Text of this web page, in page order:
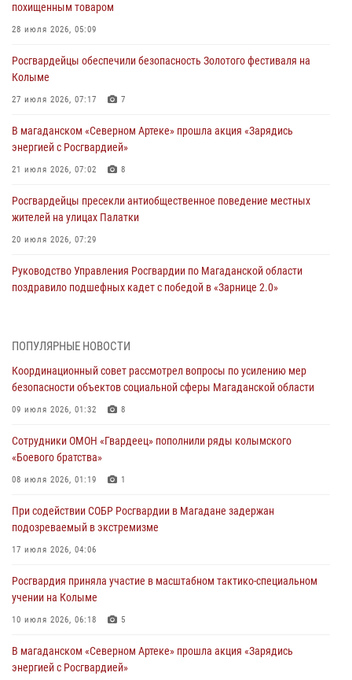
похищенным товаром
28 июля 2026, 05:09
Росгвардейцы обеспечили безопасность Золотого фестиваля на
Колыме
27 июля 2026, 07:17 7
В магаданском «Северном Артеке» прошла акция «Зарядись
энергией с Росгвардией»
21 июля 2026, 07:02 8
Росгвардейцы пресекли антиобщественное поведение местных
жителей на улицах Палатки
20 июля 2026, 07:29
Руководство Управления Росгвардии по Магаданской области
поздравило подшефных кадет с победой в «Зарнице 2.0»
При содействии СОБР Росгвардии в Магадане задержан
17 июля 2026, 04:06
«Каникулы с Росгвардией» продолжаются на Колыме
Начальник Главного штаба – первый заместитель директора
Росгвардии Герой России генерал-полковник Сергей Бойко
15 июля 2026, 06:21
Кинологический тандем из Магадана завоевал бронзу на
15 июля 2026, 04:34
ПОПУЛЯРНЫЕ НОВОСТИ
Координационный совет рассмотрел вопросы по усилению мер
безопасности объектов социальной сферы Магаданской области
09 июля 2026, 01:32 8
Сотрудники ОМОН «Гвардеец» пополнили ряды колымского
«Боевого братства»
08 июля 2026, 01:19 1
При содействии СОБР Росгвардии в Магадане задержан
подозреваемый в экстремизме
17 июля 2026, 04:06
Росгвардия приняла участие в масштабном тактико-специальном
учении на Колыме
10 июля 2026, 06:18 5
В магаданском «Северном Артеке» прошла акция «Зарядись
энергией с Росгвардией»